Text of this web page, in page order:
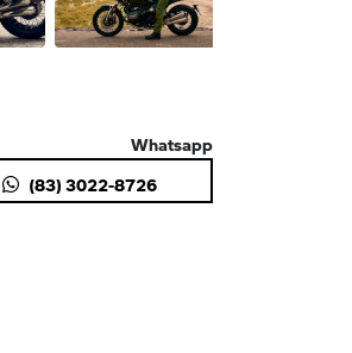
Whatsapp
(83) 3022-8726